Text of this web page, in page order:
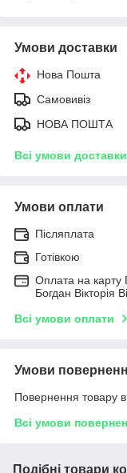
Умови доставки
Нова Пошта
Самовивіз
НОВА ПОШТА
Всі умови доставки
Умови оплати
Післяплата
Готівкою
Оплата на карту
Богдан Вікторія
Всі умови оплати
Умови
Повернення товару
Всі умови
Подібні товари